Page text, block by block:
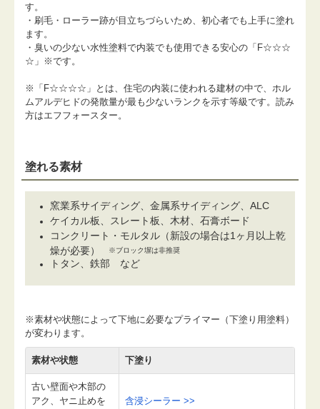
す。
・刷毛・ローラー跡が目立ちづらいため、初心者でも上手に塗れ
ます。
・臭いの少ない水性塗料で内装でも使用できる安心の「F☆☆☆
☆」※です。
※「F☆☆☆☆」とは、住宅の内装に使われる建材の中で、ホル
ムアルデヒドの発散量が最も少ないランクを示す等級です。読み
方はエフフォースター。
塗れる素材
窯業系サイディング、金属系サイディング、ALC
ケイカル板、スレート板、木材、石膏ボード
コンクリート・モルタル（新設の場合は1ヶ月以上乾
燥が必要） ※ブロック塀は非推奨
トタン、鉄部 など
※素材や状態によって下地に必要なプライマー（下塗り用塗料）
が変わります。
素材や状態 下塗り
古い壁面や木部の
アク、ヤニ止めを
含浸シーラー >>